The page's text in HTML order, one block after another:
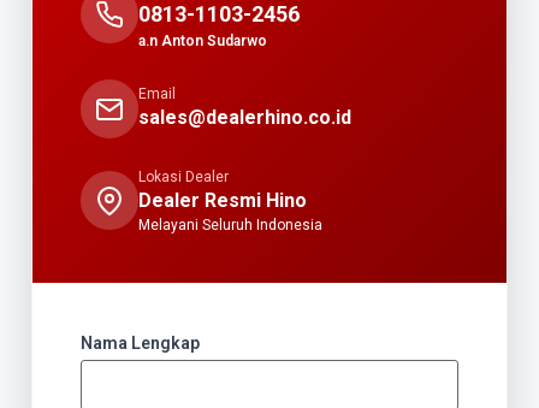
0813-1103-2456
a.n Anton Sudarwo
Email
sales@dealerhino.co.id
Lokasi Dealer
Dealer Resmi Hino
Melayani Seluruh Indonesia
Nama Lengkap